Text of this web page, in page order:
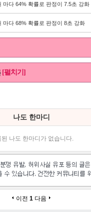
마다 64% 확률로 판정이 7.5초 강화
마다 68% 확률로 판정이 8초 강화
[펼치기]
나도 한마디
된 나도 한마디가 없습니다.
이전 1 다음